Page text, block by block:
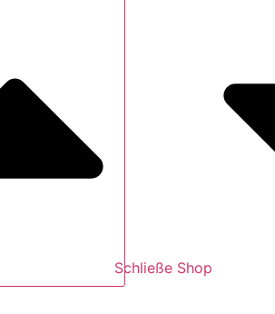
Schließe Shop